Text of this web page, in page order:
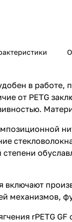
в
от PETG
степени
механизмов,
rPETG